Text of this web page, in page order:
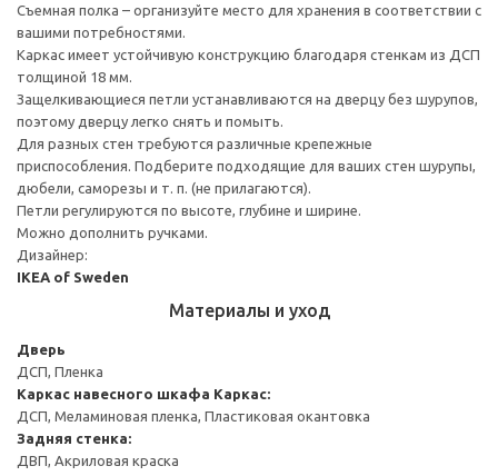
Съемная полка – организуйте место для хранения в соответствии с
вашими потребностями.
Каркас имеет устойчивую конструкцию благодаря стенкам из ДСП
толщиной 18 мм.
Защелкивающиеся петли устанавливаются на дверцу без шурупов,
поэтому дверцу легко снять и помыть.
Для разных стен требуются различные крепежные
приспособления. Подберите подходящие для ваших стен шурупы,
дюбели, саморезы и т. п. (не прилагаются).
Петли регулируются по высоте, глубине и ширине.
Можно дополнить ручками.
Дизайнер:
IKEA of Sweden
Материалы и уход
Дверь
ДСП, Пленка
Каркас навесного шкафа Каркас:
ДСП, Меламиновая пленка, Пластиковая окантовка
Задняя стенка:
ДВП, Акриловая краска